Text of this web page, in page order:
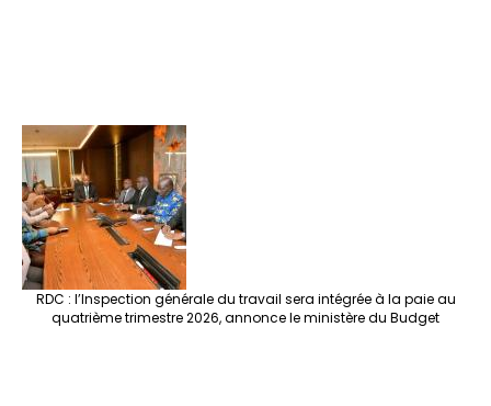
RDC : l’Inspection générale du travail sera intégrée à la paie au
quatrième trimestre 2026, annonce le ministère du Budget